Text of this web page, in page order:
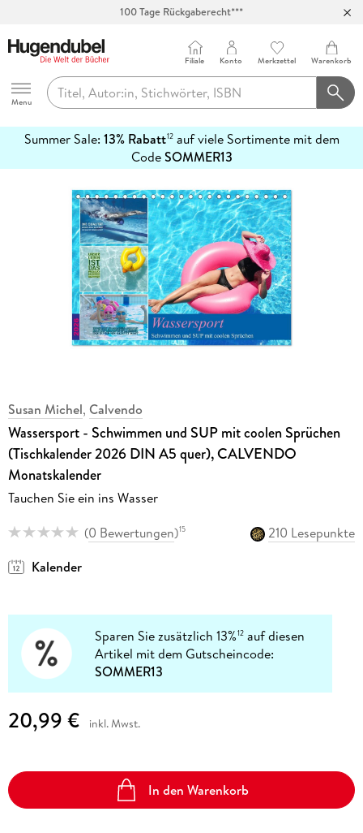
Hugendubel
Menu
Filiale Konto Merkzettel Warenkorb
Summer Sale: 13% Rabatt12auf viele Sortimente mit dem
CodeSOMMER13
erfahren
Susan Michel, Calvendo
Wassersport - Schwimmen und SUP mit coolen Sprüchen
(Tischkalender 2026 DIN A5 quer), CALVENDO
Monatskalender
Tauchen Sie ein ins Wasser
(0 Bewertungen)15
210 Lesepunkte
Kalender
Sparen Sie zusätzlich 13%12 auf diesen
Artikel mit dem Gutscheincode:
SOMMER13
20,99 € inkl. Mwst.
In den Warenkorb